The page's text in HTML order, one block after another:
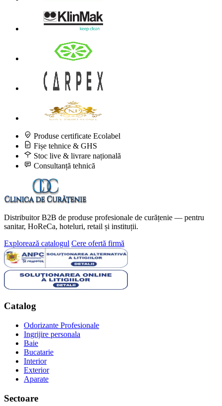
Produse certificate Ecolabel
Fișe tehnice & GHS
Stoc live & livrare națională
Consultanță tehnică
Distribuitor B2B de produse profesionale de curățenie — pentru
sanitar, HoReCa, hoteluri, retail și instituții.
Explorează catalogul Cere ofertă firmă
Catalog
Odorizante Profesionale
Ingrijire personala
Baie
Bucatarie
Interior
Exterior
Aparate
Sectoare